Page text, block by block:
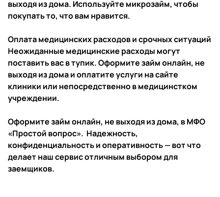
выходя из дома. Используйте микрозайм, чтобы
покупать то, что вам нравится.
Оплата медицинских расходов и срочных ситуаций
Неожиданные медицинские расходы могут
поставить вас в тупик. Оформите займ онлайн, не
выходя из дома и оплатите услуги на сайте
клиники или непосредственно в медицинстком
учреждении.
Оформите займ онлайн, не выходя из дома, в МФО
«Простой вопрос». Надежность,
конфиденциальность и оперативность — вот что
делает наш сервис отличным выбором для
заемщиков.